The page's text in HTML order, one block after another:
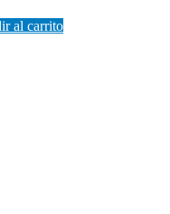
al carrito